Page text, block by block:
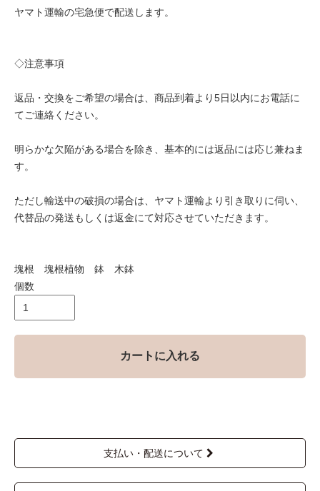
ヤマト運輸の宅急便で配送します。
◇注意事項
返品・交換をご希望の場合は、商品到着より5日以内にお電話に
てご連絡ください。
明らかな欠陥がある場合を除き、基本的には返品には応じ兼ねま
す。
ただし輸送中の破損の場合は、ヤマト運輸より引き取りに伺い、
代替品の発送もしくは返金にて対応させていただきます。
塊根 塊根植物 鉢 木鉢
個数
カートに入れる
支払い・配送について